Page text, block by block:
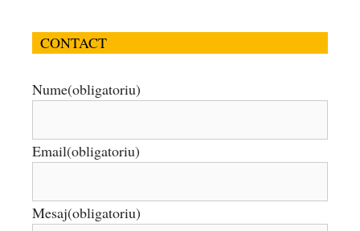
CONTACT
Nume(obligatoriu)
Email(obligatoriu)
Mesaj(obligatoriu)